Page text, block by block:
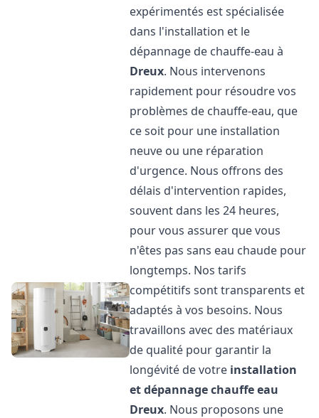
expérimentés est spécialisée
dans l'installation et le
dépannage de chauffe-eau à
Dreux. Nous intervenons
rapidement pour résoudre vos
problèmes de chauffe-eau, que
ce soit pour une installation
neuve ou une réparation
d'urgence. Nous offrons des
délais d'intervention rapides,
souvent dans les 24 heures,
pour vous assurer que vous
n'êtes pas sans eau chaude pour
longtemps. Nos tarifs
compétitifs sont transparents et
adaptés à vos besoins. Nous
travaillons avec des matériaux
de qualité pour garantir la
longévité de votre installation
et dépannage chauffe eau
Dreux. Nous proposons une